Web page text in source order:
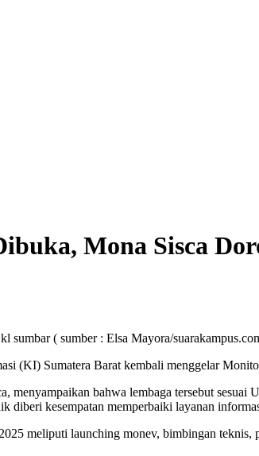
Mona Sisca
( sumber : Elsa Mayora/
(KI) Sumatera Barat kembali menggelar
menyampaikan bahwa lembaga tersebut
diberi kesempatan memperbaiki layanan
meliputi launching monev, bimbingan teknis,